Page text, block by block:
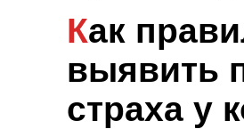
Как правильно
выявить
страха у